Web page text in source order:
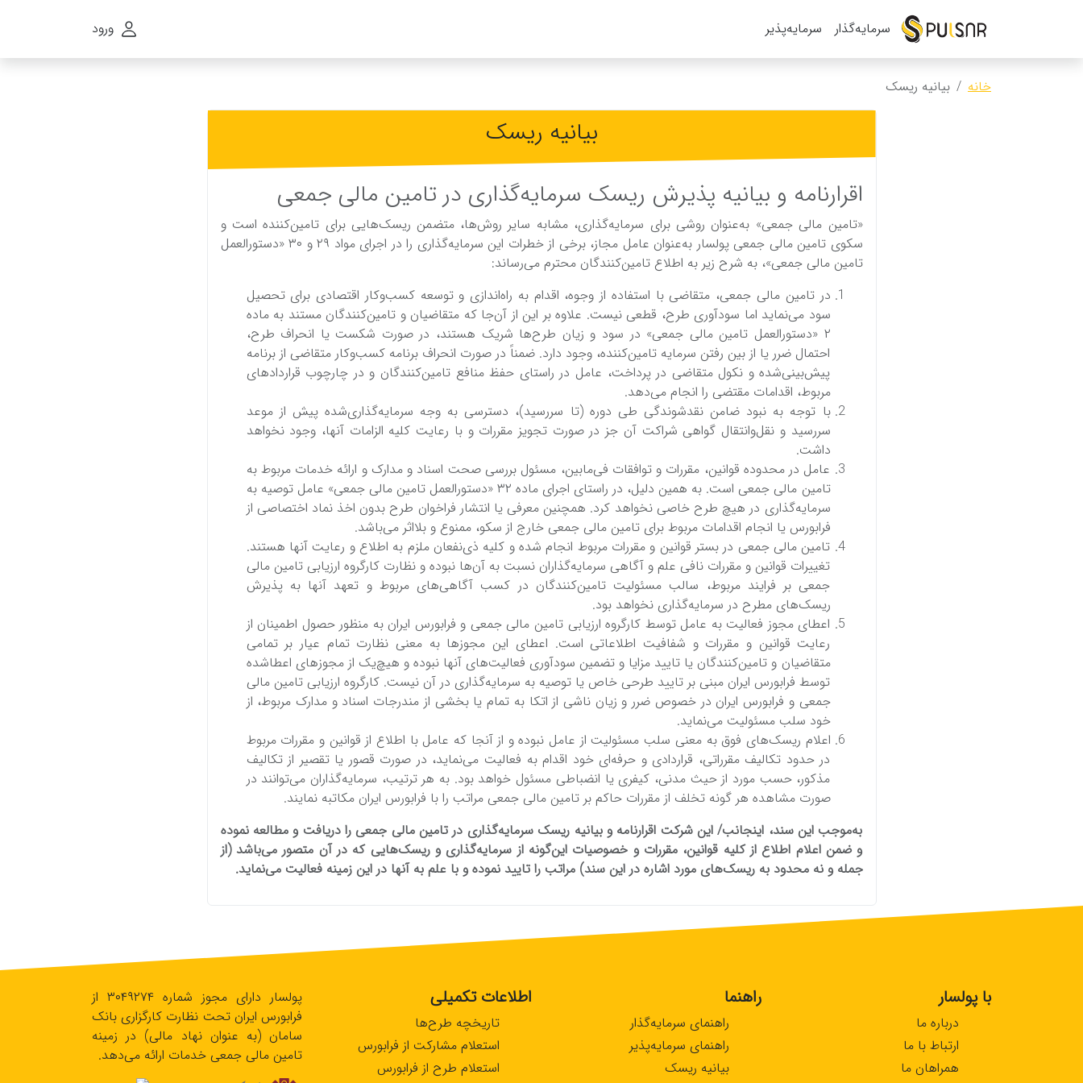
سرمایه‌گذار سرمایه‌پذیر ورود
خانه بیانیه ریسک
بیانیه ریسک
اقرارنامه‌ و بیانیه‌ پذیرش ریسک‌ سرمایه‌گذاری در تامین‌ مالی‌ جمعی‌
«تامین‌ مالی‌ جمعی‌» به‌عنوان روشی‌ برای سرمایه‌گذاری، مشابه‌ سایر روش‌ها، متضمن‌ ریسک‌هایی‌ برای تامین‌کننده است‌ و
سکوی تامین‌ مالی جمعی پولسار به‌عنوان عامل‌ مجاز، برخی‌ از خطرات این‌ سرمایه‌گذاری را در اجرای مواد ٢٩ و ٣٠ «دستورالعمل‌
تامین‌ مالی‌ جمعی‌»، به‌ شرح زیر به‌ اطلاع تامین‌کنندگان محترم می‌رساند:
در تامین‌ مالی‌ جمعی‌، متقاضی‌ با استفاده از وجوه، اقدام به‌ راه‌اندازی و توسعه‌ کسب‌وکار اقتصادی برای تحصیل‌
سود می‌نماید اما سودآوری طرح، قطعی‌ نیست‌. علاوه بر این‌ از آن‌جا که‌ متقاضیان و تامین‌کنندگان مستند به‌ ماده
٢ «دستورالعمل‌ تامین‌ مالی‌ جمعی‌» در سود و زیان طرح‌ها شریک‌ هستند، در صورت شکست‌ یا انحراف طرح،
احتمال ضرر یا از بین‌ رفتن‌ سرمایه‌ تامین‌کننده، وجود دارد. ضمناً در صورت انحراف برنامه‌ کسب‌وکار متقاضی‌ از برنامه‌
پیش‌بینی‌شده و نکول متقاضی‌ در پرداخت‌، عامل‌ در راستای حفظ‌ منافع‌ تامین‌کنندگان و در چارچوب قراردادهای
مربوط، اقدامات مقتضی‌ را انجام می‌دهد.
با توجه‌ به‌ نبود ضامن‌ نقدشوندگی‌ طی‌ دوره (تا سررسید)، دسترسی‌ به‌ وجه‌ سرمایه‌گذاری‌شده پیش‌ از موعد
سررسید و نقل‌وانتقال گواهی‌ شراکت‌ آن جز در صورت تجویز مقررات و با رعایت‌ کلیه‌ الزامات آنها، وجود نخواهد
داشت‌.
عامل‌ در محدوده قوانین‌، مقررات و توافقات فی‌مابین‌، مسئول بررسی‌ صحت‌ اسناد و مدارک و ارائه‌ خدمات مربوط به‌
تامین‌ مالی‌ جمعی‌ است‌. به‌ همین‌ دلیل‌، در راستای اجرای ماده ٣٢ «دستورالعمل‌ تامین‌ مالی‌ جمعی‌» عامل‌ توصیه‌ به‌
سرمایه‌گذاری در هیچ‌ طرح خاصی‌ نخواهد کرد. همچنین‌ معرفی‌ یا انتشار فراخوان طرح بدون اخذ نماد اختصاصی‌ از
فرابورس یا انجام اقدامات مربوط برای تامین‌ مالی‌ جمعی‌ خارج از سکو، ممنوع و بلااثر می‌باشد.
تامین‌ مالی‌ جمعی‌ در بستر قوانین‌ و مقررات مربوط انجام شده و کلیه‌ ذی‌نفعان ملزم به‌ اطلاع و رعایت‌ آنها هستند.
تغییرات قوانین‌ و مقررات نافی‌ علم‌ و آگاهی‌ سرمایه‌گذاران نسبت‌ به‌ آن‌ها نبوده و نظارت کارگروه ارزیابی‌ تامین‌ مالی‌
جمعی‌ بر فرایند مربوط، سالب‌ مسئولیت‌ تامین‌کنندگان در کسب‌ آگاهی‌های مربوط و تعهد آنها به‌ پذیرش
ریسک‌های مطرح در سرمایه‌گذاری نخواهد بود.
اعطای مجوز فعالیت‌ به‌ عامل‌ توسط‌ کارگروه ارزیابی‌ تامین‌ مالی‌ جمعی‌ و فرابورس ایران به‌ منظور حصول اطمینان از
رعایت‌ قوانین‌ و مقررات و شفافیت‌ اطلاعاتی‌ است‌. اعطای این‌ مجوزها به‌ معنی‌ نظارت تمام عیار بر تمامی‌
متقاضیان و تامین‌کنندگان یا تایید مزایا و تضمین‌ سودآوری فعالیت‌های آنها نبوده و هیچ‌یک‌ از مجوزهای اعطاشده
توسط‌ فرابورس ایران مبنی‌ بر تایید طرحی‌ خاص یا توصیه‌ به‌ سرمایه‌گذاری در آن نیست‌. کارگروه ارزیابی‌ تامین‌ مالی‌
جمعی‌ و فرابورس ایران در خصوص ضرر و زیان ناشی‌ از اتکا به‌ تمام یا بخشی‌ از مندرجات اسناد و مدارک مربوط، از
خود سلب‌ مسئولیت‌ می‌نماید.
اعلام ریسک‌های فوق به‌ معنی‌ سلب‌ مسئولیت‌ از عامل‌ نبوده و از آنجا که‌ عامل‌ با اطلاع از قوانین‌ و مقررات مربوط
در حدود تکالیف‌ مقرراتی‌، قراردادی و حرفه‌ای خود اقدام به‌ فعالیت‌ می‌نماید، در صورت قصور یا تقصیر از تکالیف‌
مذکور، حسب‌ مورد از حیث‌ مدنی‌، کیفری یا انضباطی‌ مسئول خواهد بود. به‌ هر ترتیب‌، سرمایه‌گذاران می‌توانند در
صورت مشاهده هر گونه‌ تخلف‌ از مقررات حاکم‌ بر تامین‌ مالی‌ جمعی‌ مراتب‌ را با فرابورس ایران مکاتبه‌ نمایند.
به‌موجب‌ این‌ سند، اینجانب/ این شرکت اقرارنامه‌ و بیانیه‌ ریسک‌ سرمایه‌گذاری در تامین‌ مالی‌ جمعی‌ را دریافت‌ و مطالعه‌ نموده
و ضمن‌ اعلام اطلاع از کلیه‌ قوانین‌، مقررات و خصوصیات این‌گونه‌ از سرمایه‌گذاری و ریسک‌هایی‌ که‌ در آن متصور می‌باشد (از
جمله‌ و نه‌ محدود به‌ ریسک‌های مورد اشاره در این‌ سند) مراتب‌ را تایید نموده و با علم‌ به‌ آنها در این‌ زمینه‌ فعالیت‌ می‌نماید.
با پولسار
درباره ما
ارتباط با ما
همراهان ما
راهنما
راهنمای سرمایه‌گذار
راهنمای سرمایه‌پذیر
بیانیه ریسک
اطلاعات تکمیلی
تاریخچه طرح‌ها
استعلام مشارکت از فرابورس
استعلام طرح از فرابورس
پولسار دارای مجوز شماره ۳۰۴۹۲۷۴ از
فرابورس ایران تحت نظارت کارگزاری بانک
سامان (به عنوان نهاد مالی) در زمینه
تامین مالی جمعی خدمات ارائه می‌دهد.